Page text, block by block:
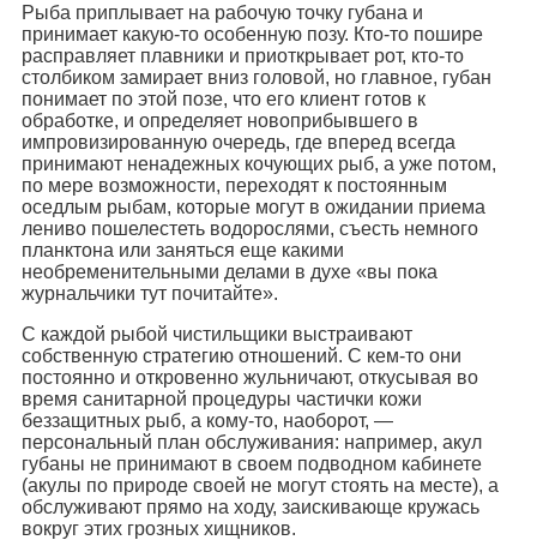
Рыба приплывает на рабочую точку губана и
принимает какую-то особенную позу. Кто-то пошире
расправляет плавники и приоткрывает рот, кто-то
столбиком замирает вниз головой, но главное, губан
понимает по этой позе, что его клиент готов к
обработке, и определяет новоприбывшего в
импровизированную очередь, где вперед всегда
принимают ненадежных кочующих рыб, а уже потом,
по мере возможности, переходят к постоянным
оседлым рыбам, которые могут в ожидании приема
лениво пошелестеть водорослями, съесть немного
планктона или заняться еще какими
необременительными делами в духе «вы пока
журнальчики тут почитайте».
С каждой рыбой чистильщики выстраивают
собственную стратегию отношений. С кем-то они
постоянно и откровенно жульничают, откусывая во
время санитарной процедуры частички кожи
беззащитных рыб, а кому-то, наоборот, —
персональный план обслуживания: например, акул
губаны не принимают в своем подводном кабинете
(акулы по природе своей не могут стоять на месте), а
обслуживают прямо на ходу, заискивающе кружась
вокруг этих грозных хищников.